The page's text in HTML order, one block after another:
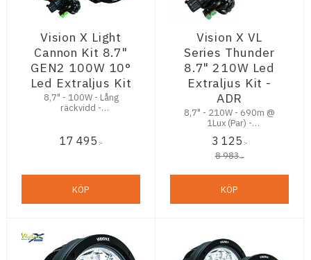
Vision X Light
Cannon Kit 8.7"
GEN2 100W 10°
Led Extraljus Kit
8,7" - 100W - Lång
räckvidd -
17 495 :-
KÖP
Vision X VL
Series Thunder
8.7" 210W Led
Extraljus Kit -
ADR
8,7" - 210W - 690m @
1Lux (Par) -
Komplett Kit
3 125 :-
8 983:-
KÖP